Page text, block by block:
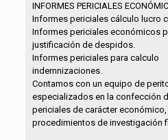
INFORMES PERICIALES
Informes periciales cálculo lucro
Informes periciales económicos
justificación de despidos.
Informes periciales para calculo
indemnizaciones.
Contamos con un equipo de
especializados en la confección
periciales de carácter económico,
procedimientos de investigación